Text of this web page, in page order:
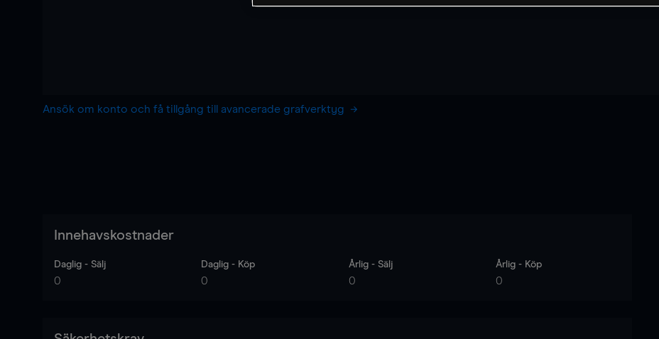
Ansök om konto och få tillgång till avancerade grafverktyg
Innehavskostnader
Daglig - Sälj
0
Daglig - Köp
0
Årlig - Sälj
0
Årlig - Köp
0